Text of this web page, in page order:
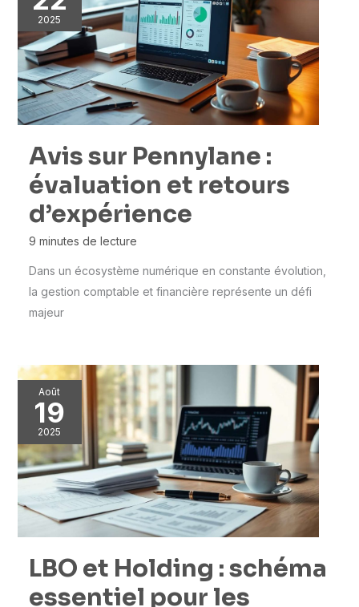
2025
Avis sur Pennylane :
évaluation et retours
d’expérience
9 minutes de lecture
Dans un écosystème numérique en constante évolution,
la gestion comptable et financière représente un défi
majeur
Août
19
2025
LBO et Holding : schéma
essentiel pour les